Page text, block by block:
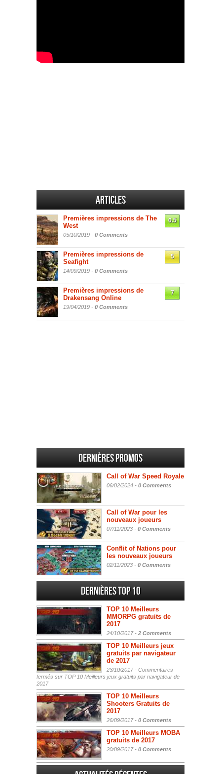
Articles
Premières impressions de The
West
05/10/2019 - 0 Comments
6.5
Premières impressions de
Seafight
14/09/2019 - 0 Comments
5
Premières impressions de
Drakensang Online
19/04/2019 - 0 Comments
7
Dernières promos
Call of War Speed Royale
06/02/2024 - 0 Comments
Call of War pour les
nouveaux joueurs
07/11/2023 - 0 Comments
Conflit of Nations pour
les nouveaux joueurs
02/11/2023 - 0 Comments
Dernières Top 10
TOP 10 Meilleurs
MMORPG gratuits de
2017
24/10/2017 - 2 Comments
TOP 10 Meilleurs jeux
gratuits par navigateur
de 2017
23/10/2017 - Commentaires
fermés sur TOP 10 Meilleurs jeux gratuits par navigateur de
2017
TOP 10 Meilleurs
Shooters Gratuits de
2017
26/09/2017 - 0 Comments
TOP 10 Meilleurs MOBA
gratuits de 2017
20/09/2017 - 0 Comments